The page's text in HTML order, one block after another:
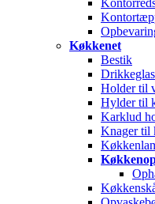
Køkkenet
Bestik
Drikkeglas
Holder til
Hylder til
Karklud
Knager til